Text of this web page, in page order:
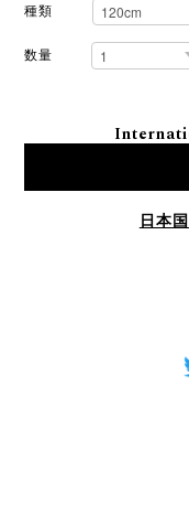
種類
数量
日本